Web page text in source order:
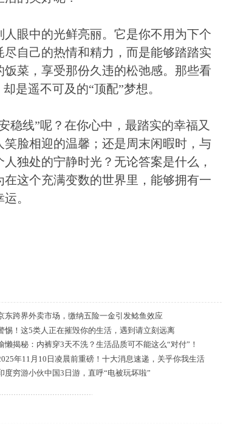
眼中的光鲜亮丽。它是你不用为下个
自己的热情和精力，而是能够踏踏实
菜，享受那份久违的松弛感。那些看
是遥不可及的“顶配”梦想。
稳线”呢？在你心中，最踏实的幸福又
脸相迎的温馨；还是周末闲暇时，与
独处的宁静时光？无论答案是什么，
这个充满变数的世界里，能够拥有一
。
东跨界外卖市场，缴纳五险一金引发鲶鱼效应
惕！这5类人正在摧毁你的生活，遇到请立刻远离
懒揭秘：内裤穿3天不洗？生活品质可不能这么“对付”！
年11月10日凌晨前重磅！十大消息速递，关乎你我生活
度穷游小伙中国3日游，直呼“电被玩坏啦”